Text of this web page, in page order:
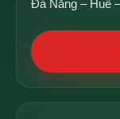
Đà Nẵng – Huế